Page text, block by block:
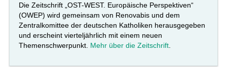
Die Zeitschrift „OST-WEST. Europäische Perspektiven“
(OWEP) wird gemeinsam von Renovabis und dem
Zentralkomittee der deutschen Katholiken herausgegeben
und erscheint vierteljährlich mit einem neuen
Themenschwerpunkt. Mehr über die Zeitschrift